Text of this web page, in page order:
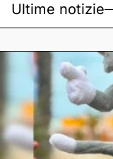
Ultime notizie